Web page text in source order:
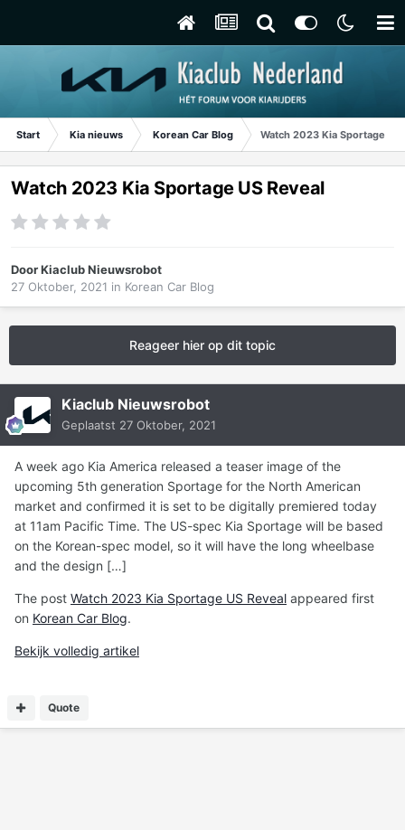
Start Kia nieuws Korean Car Blog Watch 2023 Kia Sportage US
Watch 2023 Kia Sportage US Reveal
DoorKiaclub Nieuwsrobot
27 Oktober, 2021 in Korean Car Blog
Reageer hier op dit topic
Kiaclub Nieuwsrobot
Geplaatst 27 Oktober, 2021
A week ago Kia America released a teaser image of the
upcoming 5th generation Sportage for the North American
market and confirmed it is set to be digitally premiered today
at 11am Pacific Time. The US-spec Kia Sportage will be based
on the Korean-spec model, so it will have the long wheelbase
and the design […]
The post Watch 2023 Kia Sportage US Reveal appeared first
on Korean Car Blog.
Bekijk volledig artikel
Quote